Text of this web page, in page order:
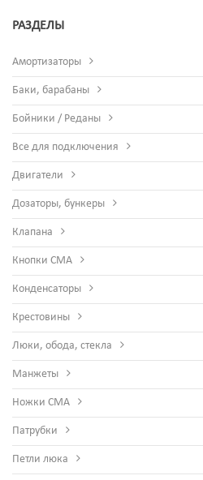
РАЗДЕЛЫ
Амортизаторы
Баки, барабаны
Бойники / Реданы
Все для подключения
Двигатели
Дозаторы, бункеры
Клапана
Кнопки СМА
Конденсаторы
Крестовины
Люки, обода, стекла
Манжеты
Ножки СМА
Патрубки
Петли люка